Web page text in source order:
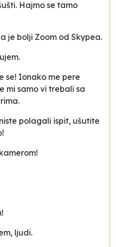
Hajmo se tamo
je bolji Zoom od Skypea.
se! Ionako me pere
mi samo vi trebali sa
polagali ispit, ušutite
ljudi.